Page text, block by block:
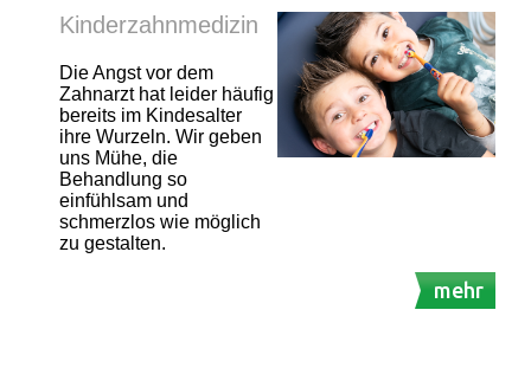
Kinderzahnmedizin
Die Angst vor dem
Zahnarzt hat leider häufig
bereits im Kindesalter
ihre Wurzeln. Wir geben
uns Mühe, die
Behandlung so
einfühlsam und
schmerzlos wie möglich
zu gestalten.
mehr